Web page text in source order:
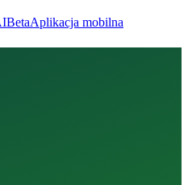
BetaAplikacja mobilna